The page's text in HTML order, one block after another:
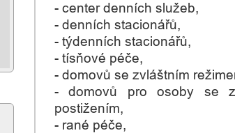
- center denních služeb,
- denních stacionářů,
- týdenních stacionářů,
- tísňové péče,
- domovů se zvláštním
- domovů pro osoby se
postižením,
- rané péče,